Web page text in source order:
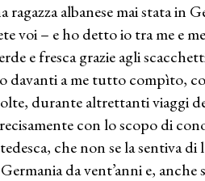
albanese mai stata in
voi – e ho detto io tra me e
e fresca grazie agli
a me tutto compìto,
durante altrettanti viaggi
con lo scopo di
che non se la sentiva di
da vent’anni e, anche